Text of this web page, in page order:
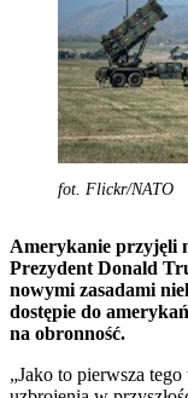
fot. Flickr/NATO
Amerykanie przyjęli
Prezydent Donald
nowymi zasadami
dostępie do
na obronność.
„Jako to pierwsza